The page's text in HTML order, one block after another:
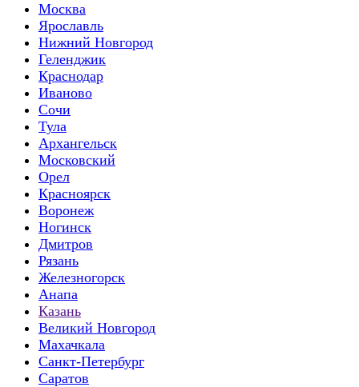
Москва
Ярославль
Нижний Новгород
Геленджик
Краснодар
Иваново
Сочи
Тула
Архангельск
Московский
Орел
Красноярск
Воронеж
Ногинск
Дмитров
Рязань
Железногорск
Анапа
Казань
Великий Новгород
Махачкала
Санкт-Петербург
Саратов